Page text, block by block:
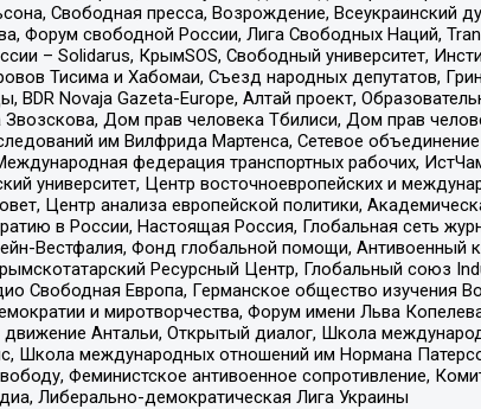
Свободная пресса, Возрождение, Всеукраинский
Форум свободной России, Лига Свободных Наций,
– Solidarus, КрымSOS, Свободный университет,
Тисима и Хабомаи, Съезд народных депутатов,
BDR Novaja Gazeta-Europe, Алтай проект,
Дом прав человека Тбилиси, Дом прав
им Вилфрида Мартенса, Сетевое
федерация транспортных рабочих,
университет, Центр восточноевропейских и
Центр анализа европейской политики,
в России, Настоящая Россия, Глобальная сеть
Вестфалия, Фонд глобальной помощи, Антивоенный
Ресурсный Центр, Глобальный союз
Свободная Европа, Германское общество изучения
и миротворчества, Форум имени Льва
Антальи, Открытый диалог, Школа
Школа международных отношений им Нормана
Феминистское антивоенное сопротивление,
Либерально-демократическая Лига Украины